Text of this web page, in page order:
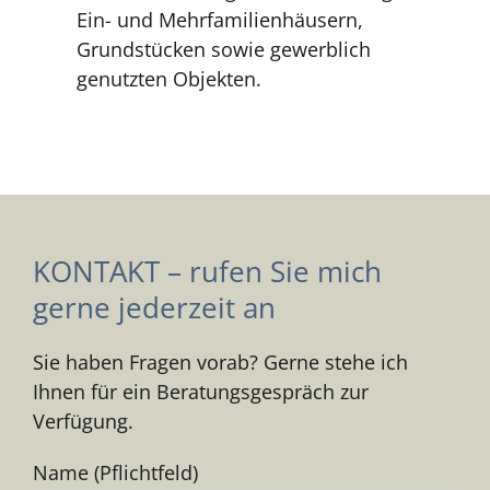
Ein- und Mehrfamilienhäusern,
Grundstücken sowie gewerblich
genutzten Objekten.
KONTAKT – rufen Sie mich
gerne jederzeit an
Sie haben Fragen vorab? Gerne stehe ich
Ihnen für ein Beratungsgespräch zur
Verfügung.
Name (Pflichtfeld)